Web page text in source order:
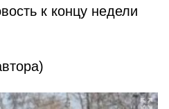
к концу недели